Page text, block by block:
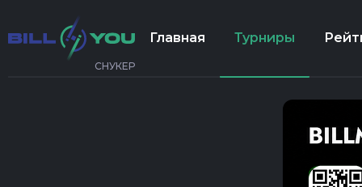
СНУКЕР
Главная Турниры